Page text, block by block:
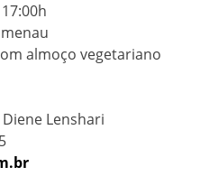
almoço vegetariano
Lenshari